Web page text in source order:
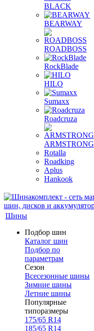
BLACK
BEARWAY
ROADBOSS
RockBlade
HILO
Sumaxx
Roadcruza
ARMSTRONG
Rotalla
Roadking
Aplus
Hankook
Шины
Подбор шин
Каталог шин
Подбор по
параметрам
Сезон
Всесезонные шины
Зимние шины
Летние шины
Популярные
типоразмеры
175/65 R14
185/65 R14